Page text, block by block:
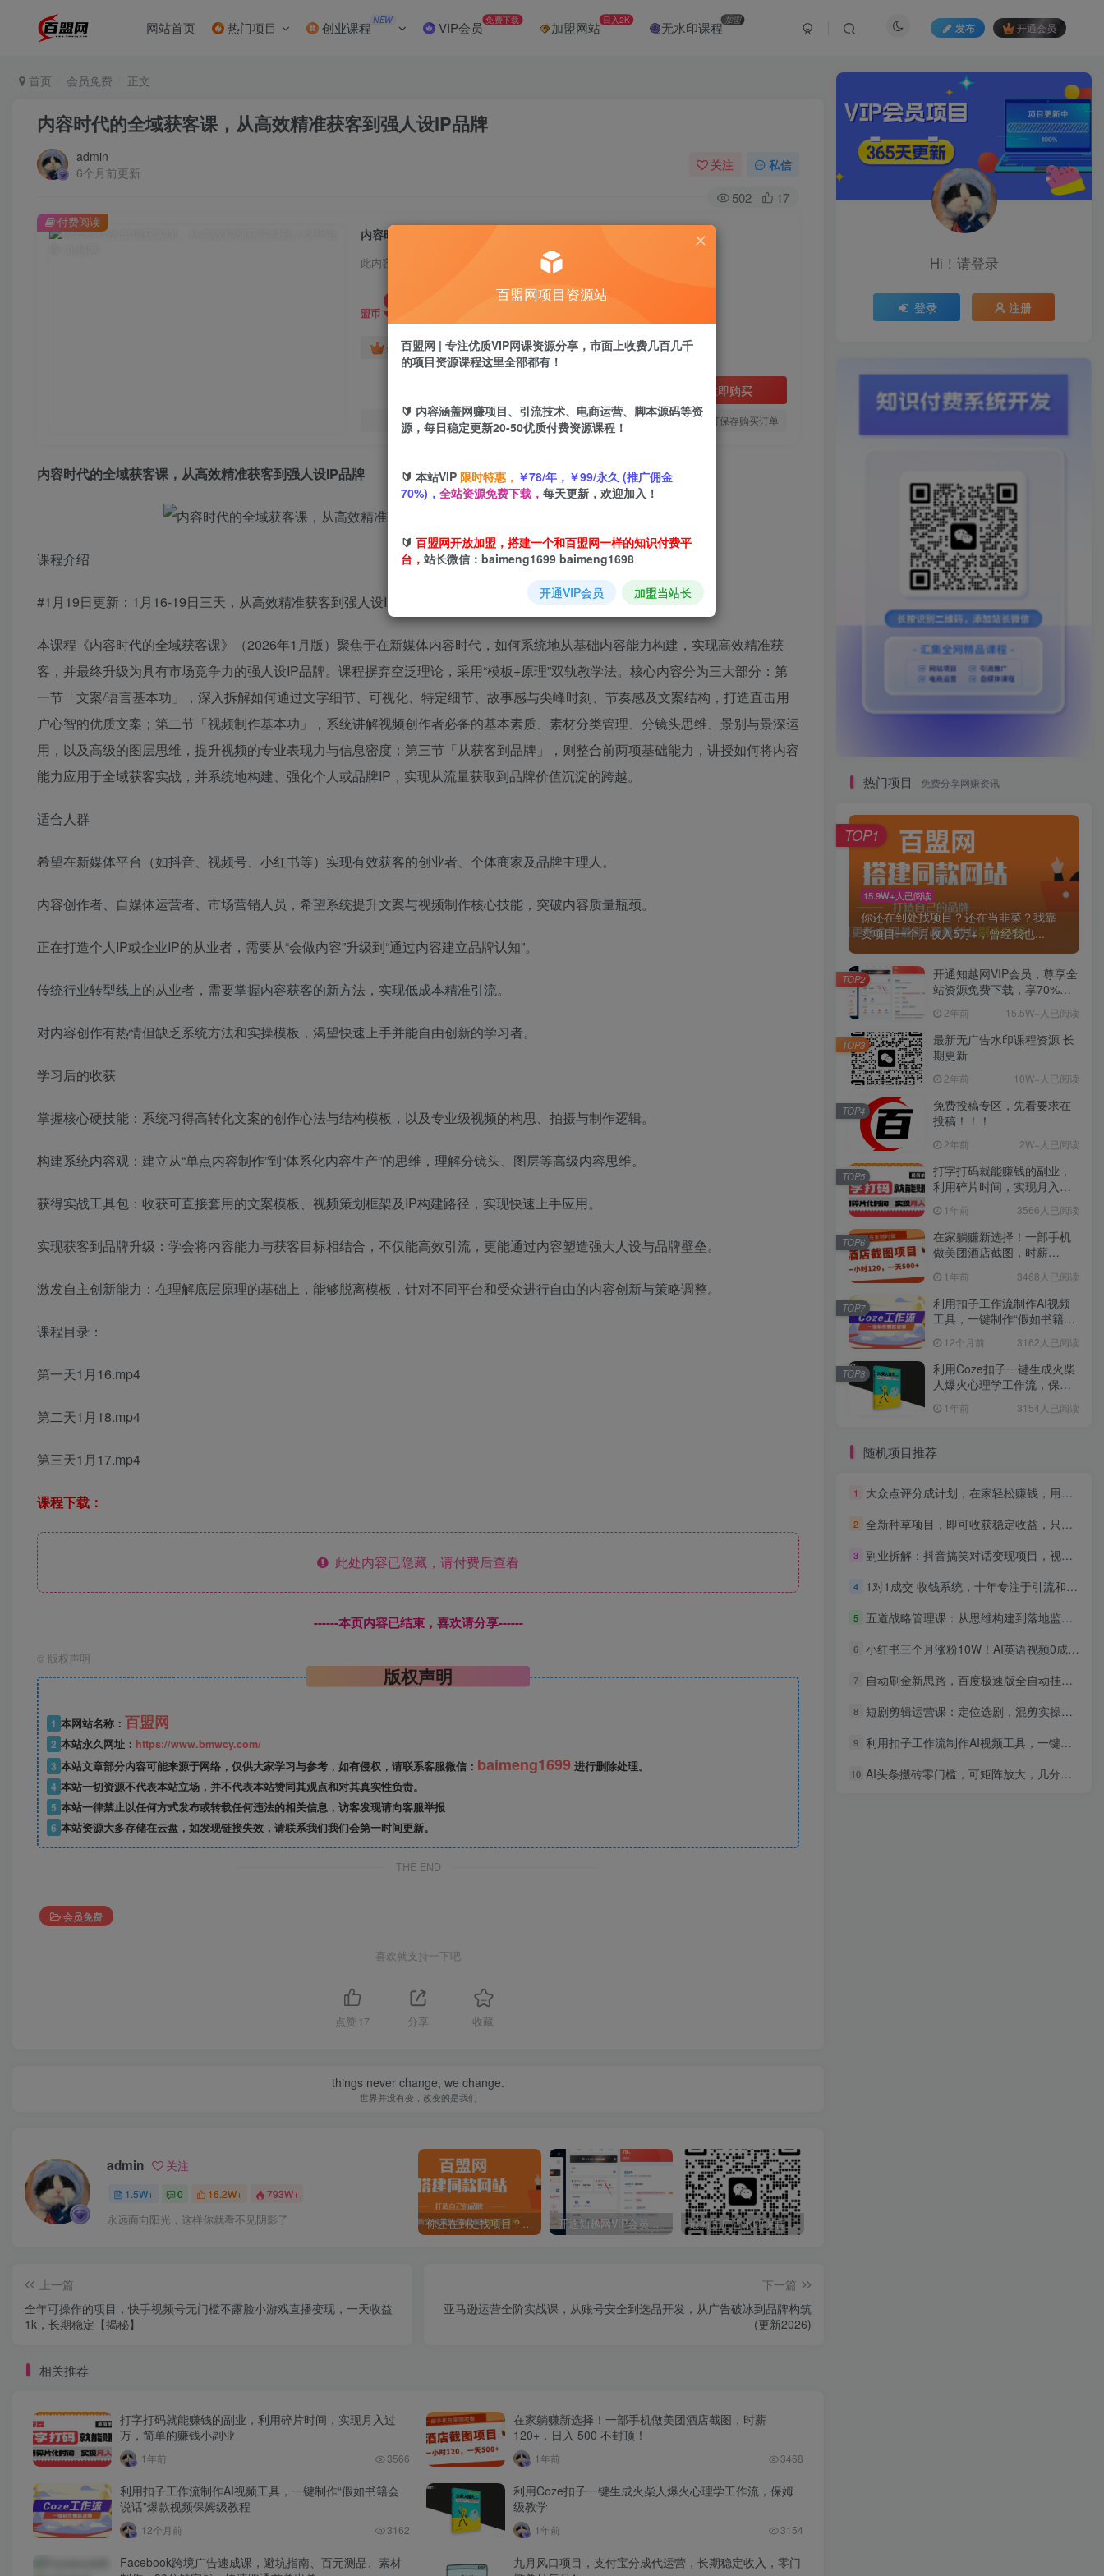
网站首页 热门项目 创业课程 NEW VIP会员 免费下载 加盟网站 日入2K 无水印课程 加盟
发布 开通会员
首页 会员免费 正文
内容时代的全域获客课，从高效精准获客到强人设IP品牌
admin
6个月前更新
关注 私信
502 17
内容时代的全域获客课，从高效精准获客到强人设IP品牌
此内容为付费阅读，请付费后查看
盟币 9.9
年卡会员免费 永久会员免费
立即购买
您当前未登录！建议登陆后购买，可保存购买订单
付费阅读
内容时代的全域获客课 ，从高效精准获客到强人设IP品牌
课程介绍
#1月19日更新：1月16-19日三天，从高效精准获客到强人设IP品牌
本课程《内容时代的全域获客课》（2026年1月版）聚焦于在新媒体内容时代，如何系统地从基础内容能力构建，实现高效精准获
客，并最终升级为具有市场竞争力的强人设IP品牌。课程摒弃空泛理论，采用“模板+原理”双轨教学法。核心内容分为三大部分：第
一节「文案/语言基本功」，深入拆解如何通过文字细节、可视化、特定细节、故事感与尖峰时刻、节奏感及文案结构，打造直击用
户心智的优质文案；第二节「视频制作基本功」，系统讲解视频创作者必备的基本素质、素材分类管理、分镜头思维、景别与景深运
用，以及高级的图层思维，提升视频的专业表现力与信息密度；第三节「从获客到品牌」，则整合前两项基础能力，讲授如何将内容
能力应用于全域获客实战，并系统地构建、强化个人或品牌IP，实现从流量获取到品牌价值沉淀的跨越。
适合人群
希望在新媒体平台（如抖音、视频号、小红书等）实现有效获客的创业者、个体商家及品牌主理人。
内容创作者、自媒体运营者、市场营销人员，希望系统提升文案与视频制作核心技能，突破内容质量瓶颈。
正在打造个人IP或企业IP的从业者，需要从“会做内容”升级到“通过内容建立品牌认知”。
传统行业转型线上的从业者，需要掌握内容获客的新方法，实现低成本精准引流。
对内容创作有热情但缺乏系统方法和实操模板，渴望快速上手并能自由创新的学习者。
学习后的收获
掌握核心硬技能：系统习得高转化文案的创作心法与结构模板，以及专业级视频的构思、拍摄与制作逻辑。
构建系统内容观：建立从“单点内容制作”到“体系化内容生产”的思维，理解分镜头、图层等高级内容思维。
获得实战工具包：收获可直接套用的文案模板、视频策划框架及IP构建路径，实现快速上手应用。
实现获客到品牌升级：学会将内容能力与获客目标相结合，不仅能高效引流，更能通过内容塑造强大人设与品牌壁垒。
激发自主创新能力：在理解底层原理的基础上，能够脱离模板，针对不同平台和受众进行自由的内容创新与策略调整。
课程目录：
第一天1月16.mp4
第二天1月18.mp4
第三天1月17.mp4
课程下载：
此处内容已隐藏，请付费后查看
------本页内容已结束，喜欢请分享------
© 版权声明
版权声明
1 本网站名称： 百盟网
2 本站永久网址： https://www.bmwcy.com/
3 本站文章部分内容可能来源于网络，仅供大家学习与参考，如有侵权，请联系客服微信： baimeng1699 进行删除处理。
4 本站一切资源不代表本站立场，并不代表本站赞同其观点和对其真实性负责。
5 本站一律禁止以任何方式发布或转载任何违法的相关信息，访客发现请向客服举报
6 本站资源大多存储在云盘，如发现链接失效，请联系我们我们会第一时间更新。
THE END
会员免费
喜欢就支持一下吧
点赞 17 分享 收藏
things never change, we change.
世界并没有变，改变的是我们
admin 关注
1.5W+ 0 16.2W+ 793W+
永远面向阳光，这样你就看不见阴影了 你还在到处找项目？还在当韭菜？我靠卖项目一个月收入5万+，曾经我也是个失败者。 最新无广告水印课程资源 长期更新
上一篇
全年可操作的项目，快手视频号无门槛不露脸小游戏直播变现，一天收益
1k，长期稳定【揭秘】
下一篇
亚马逊运营全阶实战课，从账号安全到选品开发，从广告破冰到品牌构筑
(更新2026)
相关推荐
打字打码就能赚钱的副业，利用碎片时间，实现月入过
万，简单的赚钱小副业
1年前 3566
在家躺赚新选择！一部手机做美团酒店截图，时薪
120+，日入 500 不封顶！
1年前 3468
利用扣子工作流制作AI视频工具，一键制作“假如书籍会
说话”爆款视频保姆级教程
12个月前 3162
利用Coze扣子一键生成火柴人爆火心理学工作流，保姆
级教学
1年前 3154
Facebook跨境广告速成课，避坑指南、百元测品、素材
九月风口项目，支付宝分成代运营，长期稳定收入，零门
Hi！请登录
登录 注册
热门项目 免费分享网赚资讯
15.9W+人已阅读
你还在到处找项目？还在当韭菜？我靠
卖项目一个月收入5万+，曾经我也...
TOP1
开通知越网VIP会员，尊享全
站资源免费下载，享70%的
惠】2年前 15.5W+人已阅读
TOP2
最新无广告水印课程资源 长
期更新
2年前 10W+人已阅读
TOP3
免费投稿专区，先看要求在
投稿！！！
2年前 2W+人已阅读
TOP4
打字打码就能赚钱的副业，
利用碎片时间，实现月入过
1年前 3566人已阅读
TOP5
在家躺赚新选择！一部手机
做美团酒店截图，时薪
1年前 3468人已阅读
TOP6
利用扣子工作流制作AI视频
工具，一键制作“假如书籍会
12个月前 3162人已阅读
TOP7
利用Coze扣子一键生成火柴
人爆火心理学工作流，保姆
1年前 3154人已阅读
TOP8
随机项目推荐
1 大众点评分成计划，在家轻松赚钱，用这个方法轻松制作笔记，日入600+
2 全新种草项目，即可收获稳定收益，只需每日转发视频
3 副业拆解：抖音搞笑对话变现项目，视频版一条龙实操玩法【教程+素材】
4 1对1成交 收钱系统，十年专注于引流和成交，全网130万+粉丝
5 五道战略管理课：从思维构建到落地监控，掌握企业战略全流程方法论
6 小红书三个月涨粉10W！AI英语视频0成本制作，每天轻松日入2000+
7 自动刷金新思路，百度极速版全自动挂机教程，小白单号收益20+
8 短剧剪辑运营课：定位选剧，混剪实操，多平台发布，数据分析与账号快速成长
9 利用扣子工作流制作AI视频工具，一键制作“假如书籍会说话”爆款视频保姆级教程
10 AI头条搬砖零门槛，可矩阵放大，几分钟一篇，小白轻松500+
百盟网项目资源站
百盟网 | 专注优质VIP网课资源分享，市面上收费几百几千
的项目资源课程这里全部都有！
🔰 内容涵盖网赚项目、引流技术、电商运营、脚本源码等资
源，每日稳定更新20-50优质付费资源课程！
🔰 本站VIP 限时特惠， ￥78/年，￥99/永久 (推广佣金
70%)， 全站资源免费下载， 每天更新，欢迎加入！
🔰 百盟网开放加盟，搭建一个和百盟网一样的知识付费平
台， 站长微信：baimeng1699 baimeng1698
开通VIP会员 加盟当站长